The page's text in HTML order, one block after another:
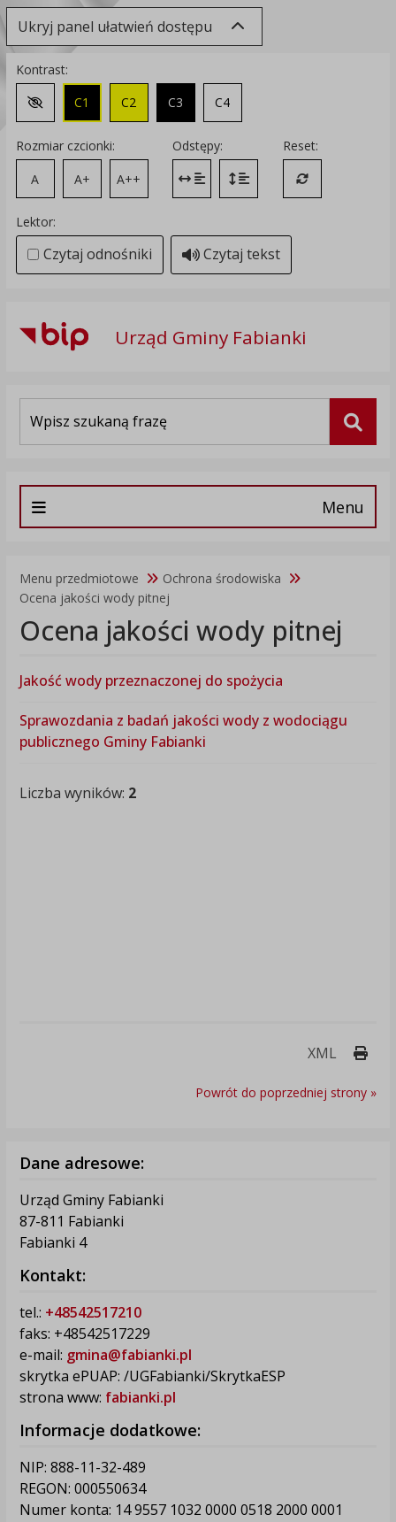
Ukryj panel ułatwień dostępu
Kontrast:
Zmień kontrast na domyślny
C1 C2 C3 C4
Rozmiar czcionki:
A
A+ A++
Odstępy:
Zmień odstęp między literami
Zmień interlinię i margines
Reset:
Przywróć
Lektor:
Czytaj odnośniki Czytaj tekst
Urząd Gminy Fabianki
Menu
Menu przedmiotowe
Ochrona środowiska
Ocena jakości wody pitnej
Ocena jakości wody pitnej
Jakość wody przeznaczonej do spożycia
Sprawozdania z badań jakości wody z wodociągu
publicznego Gminy Fabianki
Liczba wyników: 2
XML
Powrót do poprzedniej strony »
Dane adresowe:
Urząd Gminy Fabianki
87-811 Fabianki
Fabianki 4
Kontakt:
tel.: +48542517210
faks: +48542517229
e-mail: gmina@fabianki.pl
skrytka ePUAP: /UGFabianki/SkrytkaESP
strona www: fabianki.pl
Informacje dodatkowe:
NIP: 888-11-32-489
REGON: 000550634
Numer konta: 14 9557 1032 0000 0518 2000 0001